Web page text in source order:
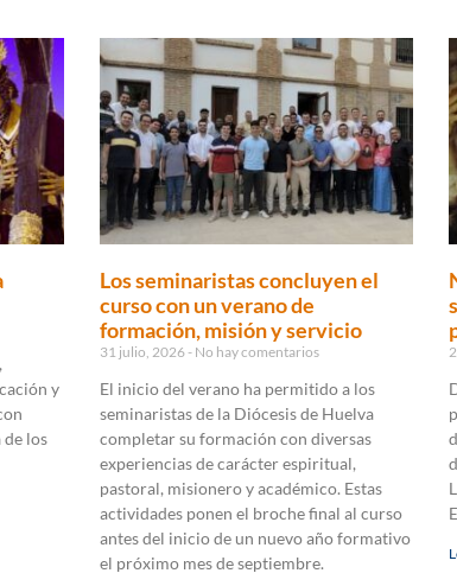
y
de los
Los seminaristas concluyen el
curso con un verano de
formación, misión y servicio
31 julio, 2026 No hay comentarios
El inicio del verano ha permitido a los
seminaristas de la Diócesis de Huelva
completar su formación con diversas
experiencias de carácter espiritual,
pastoral, misionero y académico. Estas
actividades ponen el broche final al curso
antes del inicio de un nuevo año formativo
el próximo mes de septiembre.